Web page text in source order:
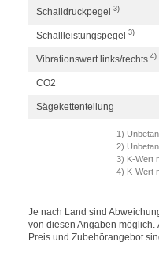
Schalldruckpegel 3)
Schallleistungspegel 3)
Vibrationswert links/rechts 4)
CO2
Sägekettenteilung
1)
2)
3) K-Wert
4) K-Wert
Je nach Land sind
von diesen Angaben möglich.
Preis und Zubehörangebot